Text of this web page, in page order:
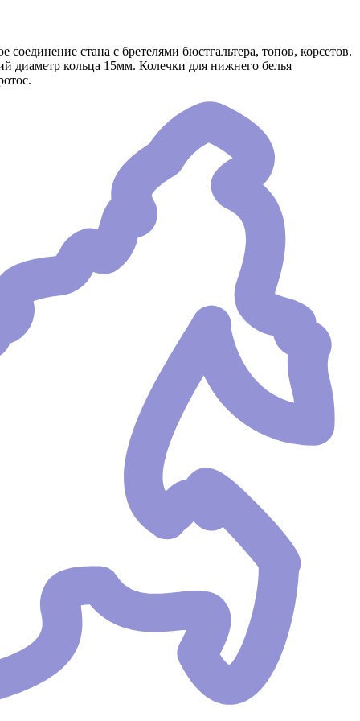
стана с бретелями бюстгальтера, топов, корсетов.
диаметр кольца 15мм. Колечки для нижнего белья